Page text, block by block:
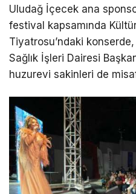
Uludağ İçecek ana
festival kapsamında
Tiyatrosu’ndaki
Sağlık İşleri Dairesi
huzurevi sakinleri de